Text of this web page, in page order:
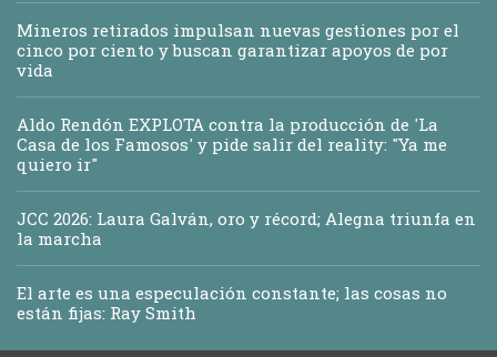
Mineros retirados impulsan nuevas gestiones por el
cinco por ciento y buscan garantizar apoyos de por
vida
Aldo Rendón EXPLOTA contra la producción de 'La
Casa de los Famosos' y pide salir del reality: "Ya me
quiero ir"
JCC 2026: Laura Galván, oro y récord; Alegna triunfa en
la marcha
El arte es una especulación constante; las cosas no
están fijas: Ray Smith